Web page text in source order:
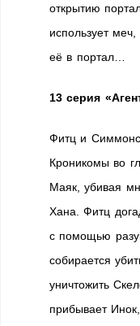
открытию
использует
её в портал…
13 серия
Фитц и
Кроникомы во
Маяк, убивая
Хана. Фитц
с помощью
собирается
уничтожить
прибывает